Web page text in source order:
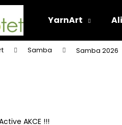
YarnArt
Samba Samba 2026
AKCE !!!